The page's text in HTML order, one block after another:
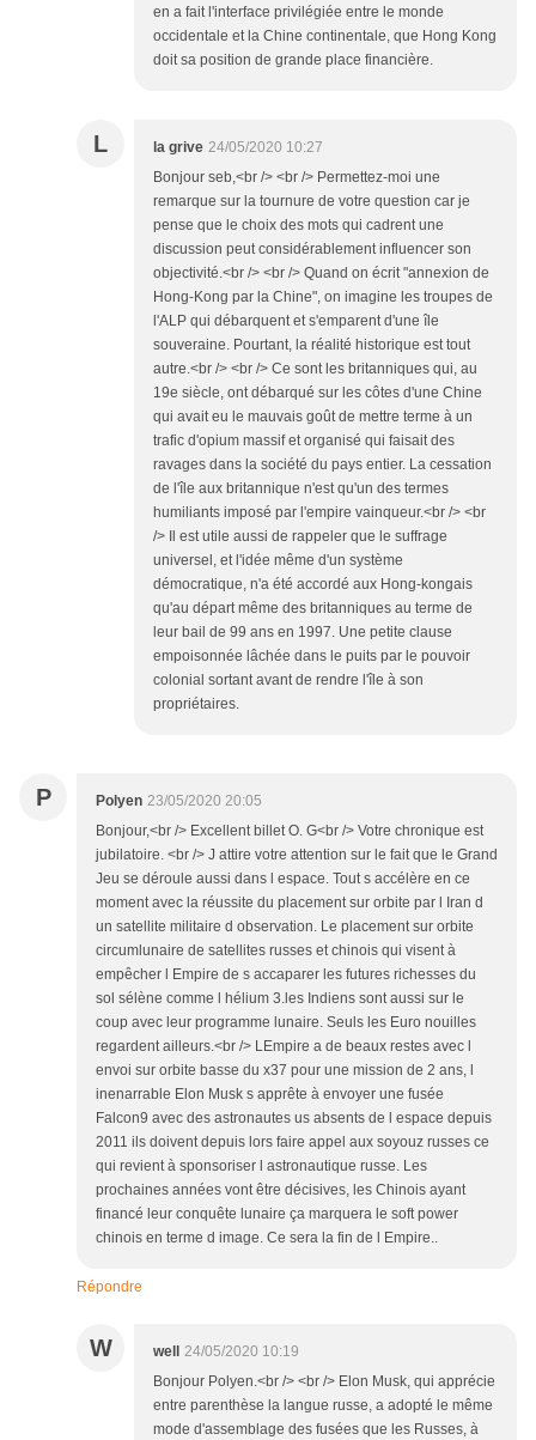
en a fait l'interface privilégiée entre le monde
occidentale et la Chine continentale, que Hong Kong
doit sa position de grande place financière.
L la grive 24/05/2020 10:27
Bonjour seb,<br /> <br /> Permettez-moi une
remarque sur la tournure de votre question car je
pense que le choix des mots qui cadrent une
discussion peut considérablement influencer son
objectivité.<br /> <br /> Quand on écrit "annexion de
Hong-Kong par la Chine", on imagine les troupes de
l'ALP qui débarquent et s'emparent d'une île
souveraine. Pourtant, la réalité historique est tout
autre.<br /> <br /> Ce sont les britanniques qui, au
19e siècle, ont débarqué sur les côtes d'une Chine
qui avait eu le mauvais goût de mettre terme à un
trafic d'opium massif et organisé qui faisait des
ravages dans la société du pays entier. La cessation
de l'île aux britannique n'est qu'un des termes
humiliants imposé par l'empire vainqueur.<br /> <br
/> Il est utile aussi de rappeler que le suffrage
universel, et l'idée même d'un système
démocratique, n'a été accordé aux Hong-kongais
qu'au départ même des britanniques au terme de
leur bail de 99 ans en 1997. Une petite clause
empoisonnée lâchée dans le puits par le pouvoir
colonial sortant avant de rendre l'île à son
propriétaires.
P Polyen 23/05/2020 20:05
Bonjour,<br /> Excellent billet O. G<br /> Votre chronique est
jubilatoire. <br /> J attire votre attention sur le fait que le Grand
Jeu se déroule aussi dans l espace. Tout s accélère en ce
moment avec la réussite du placement sur orbite par l Iran d
un satellite militaire d observation. Le placement sur orbite
circumlunaire de satellites russes et chinois qui visent à
empêcher l Empire de s accaparer les futures richesses du
sol sélène comme l hélium 3.les Indiens sont aussi sur le
coup avec leur programme lunaire. Seuls les Euro nouilles
regardent ailleurs.<br /> LEmpire a de beaux restes avec l
envoi sur orbite basse du x37 pour une mission de 2 ans, l
inenarrable Elon Musk s apprête à envoyer une fusée
Falcon9 avec des astronautes us absents de l espace depuis
2011 ils doivent depuis lors faire appel aux soyouz russes ce
qui revient à sponsoriser l astronautique russe. Les
prochaines années vont être décisives, les Chinois ayant
financé leur conquête lunaire ça marquera le soft power
chinois en terme d image. Ce sera la fin de l Empire..
Répondre
W well
24/05/2020 10:19
Bonjour Polyen.<br /> <br /> Elon Musk, qui apprécie
entre parenthèse la langue russe, a adopté le même
mode d'assemblage des fusées que les Russes, à